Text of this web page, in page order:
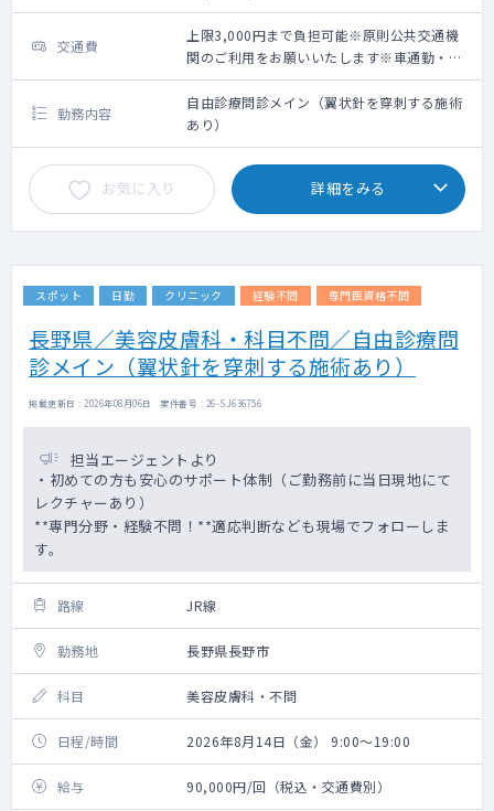
交通費
上限3,000円まで負担可能※原則公共交通機
関のご利用をお願いいたします※車通勤・タ
クシー利用要相談
勤務内容
自由診療問診メイン（翼状針を穿刺する施術
あり）
お気に入り 詳細をみる
スポット 日勤 クリニック 経験不問 専門医資格不問
長野県／美容皮膚科・科目不問／自由診療問
診メイン（翼状針を穿刺する施術あり）
掲載更新日 : 2026年08月06日 案件番号 : 26-SJ636756
担当エージェントより
・初めての方も安心のサポート体制（ご勤務前に当日現地にて
レクチャーあり）
**専門分野・経験不問！**適応判断なども現場でフォローしま
す。
路線 JR線
勤務地 長野県長野市
科目 美容皮膚科・不問
日程/時間 2026年8月14日（金） 9:00～19:00
給与 90,000円/回（税込・交通費別）